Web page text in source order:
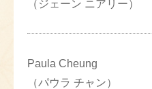
（ジェーン ニアリー）
Paula Cheung
（パウラ チャン）